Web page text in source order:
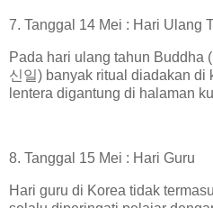
7. Tanggal 14 Mei : Hari Ulang
Pada hari ulang tahun Buddha
신일) banyak ritual diadakan di
lentera digantung di halaman
8. Tanggal 15 Mei : Hari Guru
Hari guru di Korea tidak